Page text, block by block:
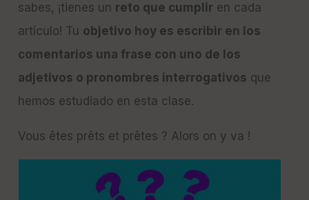
sabes, ¡tienes un reto que cumplir en cada
artículo! Tu objetivo hoy es escribir en los
comentarios una frase con uno de los
adjetivos o pronombres interrogativos que
hemos estudiado en esta clase.
Vous êtes prêts et prêtes ? Alors on y va !